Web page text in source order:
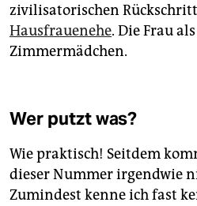
zivilisatorischen
Hausfrauenehe. Die Frau
Zimmermädchen.
Wer putzt was?
Wie praktisch! Seitdem
dieser Nummer irgendwie
Zumindest kenne ich fast